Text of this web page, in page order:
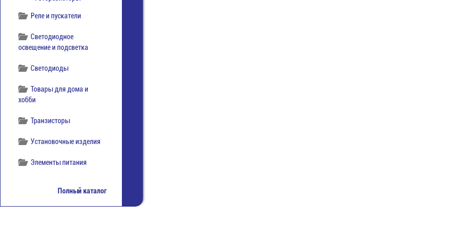
Реле и пускатели
Светодиодное
освещение и подсветка
Светодиоды
Товары для дома и
хобби
Транзисторы
Установочные изделия
Элементы питания
Полный каталог